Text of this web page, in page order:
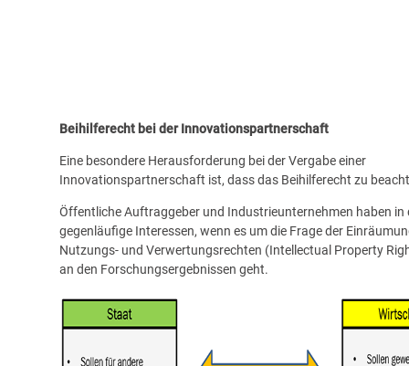
Beihilferecht bei der Innovationspartnerschaft
Eine besondere Herausforderung bei der Vergabe einer
Innovationspartnerschaft ist, dass das Beihilferecht zu
Öffentliche Auftraggeber und Industrieunternehmen haben in
gegenläufige Interessen, wenn es um die Frage der
Nutzungs- und Verwertungsrechten (Intellectual Property
an den Forschungsergebnissen geht.